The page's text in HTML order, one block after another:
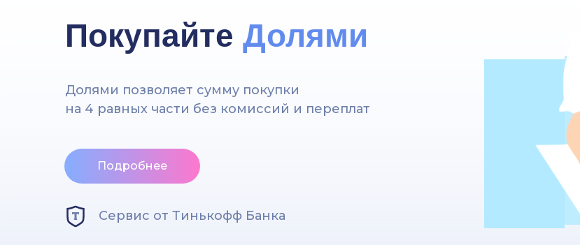
Покупайте Долями
Подробнее
Долями позволяет сумму покупки
на 4 равных части без комиссий и переплат
Сервис от Тинькофф Банка